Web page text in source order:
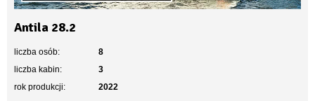
Antila 28.2
liczba osób:
8
liczba kabin:
3
rok produkcji:
2022